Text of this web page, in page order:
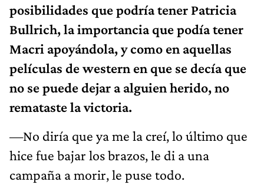
posibilidades que podría tener Patricia
Bullrich, la importancia que podía tener
Macri apoyándola, y como en aquellas
películas de western en que se decía que
no se puede dejar a alguien herido, no
remataste la victoria.
—No diría que ya me la creí, lo último que
hice fue bajar los brazos, le di a una
campaña a morir, le puse todo.